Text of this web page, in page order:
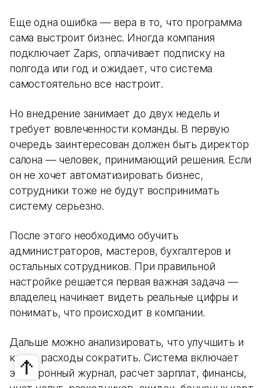
Еще одна ошибка — вера в то, что программа
сама выстроит бизнес. Иногда компания
подключает Zapis, оплачивает подписку на
полгода или год и ожидает, что система
самостоятельно все настроит.
Но внедрение занимает до двух недель и
требует вовлеченности команды. В первую
очередь заинтересован должен быть директор
салона — человек, принимающий решения. Если
он не хочет автоматизировать бизнес,
сотрудники тоже не будут воспринимать
систему серьезно.
После этого необходимо обучить
администраторов, мастеров, бухгалтеров и
остальных сотрудников. При правильной
настройке решается первая важная задача —
владелец начинает видеть реальные цифры и
понимать, что происходит в компании.
Дальше можно анализировать, что улучшить и
какие расходы сократить. Система включает
электронный журнал, расчет зарплат, финансы,